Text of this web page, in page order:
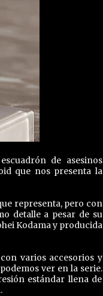
de asesinos
que nos presenta la
representa, pero con
detalle a pesar de su
Kodama y producida
varios accesorios y
ver en la serie.
estándar llena de